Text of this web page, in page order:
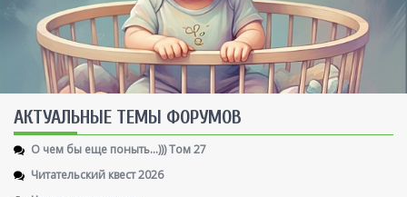
AКТУАЛЬНЫЕ ТЕМЫ ФОРУМОВ
О чем бы еще поныть...))) Том 27
Читательский квест 2026